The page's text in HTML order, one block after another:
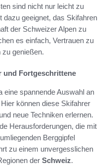
sind nicht nur leicht zu
dazu geeignet, das Skifahren
der Schweizer Alpen zu
es einfach, Vertrauen zu
zu genießen.
und Fortgeschrittene
eine spannende Auswahl an
können diese Skifahrer
neue Techniken erlernen.
Herausforderungen, die mit
Berggipfel
zu einem unvergesslichen
der Schweiz.